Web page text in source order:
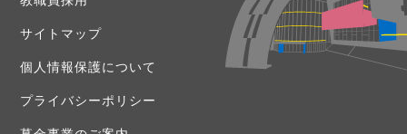
サイトマップ
個人情報保護について
プライバシーポリシー